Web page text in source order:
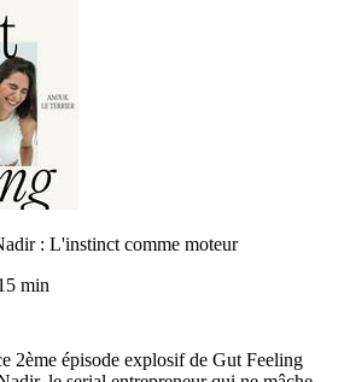
: L'instinct comme moteur
min
2ème épisode explosif de Gut Feeling